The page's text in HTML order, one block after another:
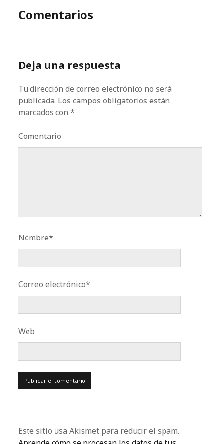
Comentarios
Deja una respuesta
Tu dirección de correo electrónico no será
publicada. Los campos obligatorios están
marcados con*
Comentario
Nombre*
Correo electrónico*
Web
Este sitio usa Akismet para reducir el spam.